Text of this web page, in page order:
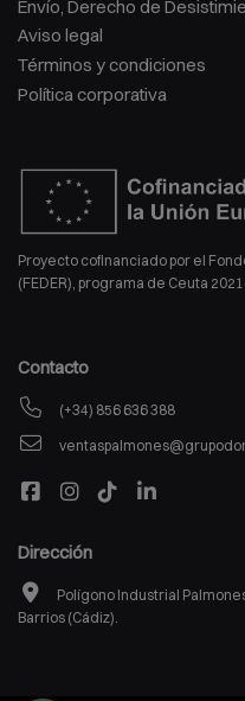
Envío, Derecho de
Aviso legal
Términos y condiciones
Política corporativa
Proyecto cofinanciado por el
(FEDER), programa de Ceuta
Contacto
(+34) 856 636 388
Dirección
Polígono Industrial
Barrios (Cádiz).